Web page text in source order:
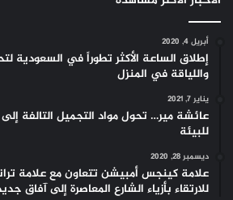
أبريل 4, 2020
إطلاق الساعة الأكثر تطوراً في السعودية
واللياقة في المنزل
يناير 7, 2021
عائشة مير… تحول مواد التجميل التالفة
للبيئة
ديسمبر 28, 2020
علامة كينجس أمبيشن تتعاون مع علامة
للارتقاء بأزياء الشارع المعاصرة إلى آفاق